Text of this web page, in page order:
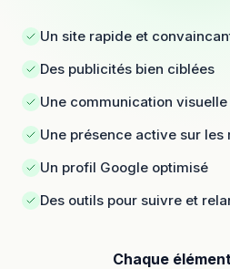
Un site rapide et
Des publicités bien ciblées
Une communication
Une présence active sur les
Un profil Google optimisé
Des outils pour suivre et
Chaque